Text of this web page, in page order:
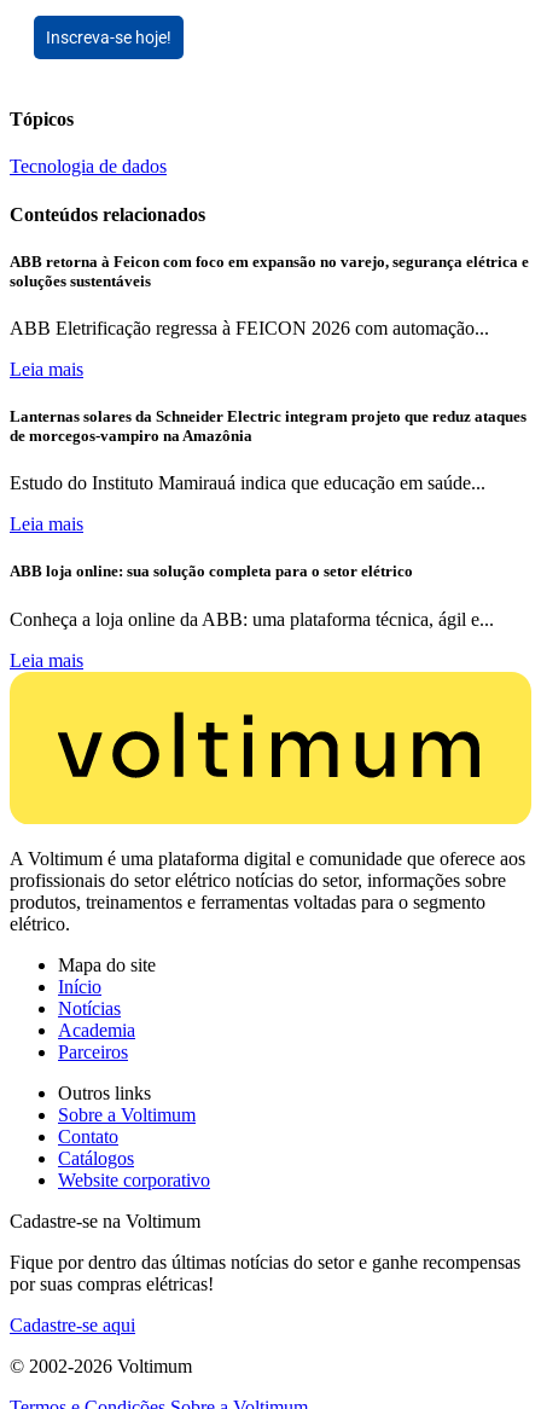
Inscreva-se hoje!
Tópicos
Tecnologia de dados
Conteúdos relacionados
ABB retorna à Feicon com foco em expansão no varejo, segurança elétrica e
soluções sustentáveis
ABB Eletrificação regressa à FEICON 2026 com automação...
Leia mais
Lanternas solares da Schneider Electric integram projeto que reduz ataques
de morcegos-vampiro na Amazônia
Estudo do Instituto Mamirauá indica que educação em saúde...
Leia mais
ABB loja online: sua solução completa para o setor elétrico
Conheça a loja online da ABB: uma plataforma técnica, ágil e...
Leia mais
A Voltimum é uma plataforma digital e comunidade que oferece aos
profissionais do setor elétrico notícias do setor, informações sobre
produtos, treinamentos e ferramentas voltadas para o segmento
elétrico.
Mapa do site
Início
Notícias
Academia
Parceiros
Outros links
Sobre a Voltimum
Contato
Catálogos
Website corporativo
Cadastre-se na Voltimum
Fique por dentro das últimas notícias do setor e ganhe recompensas
por suas compras elétricas!
Cadastre-se aqui
© 2002-2026 Voltimum